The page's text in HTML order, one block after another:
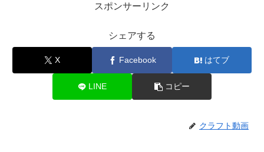
スポンサーリンク
シェアする
X Facebook はてブ
LINE コピー
クラフト動画